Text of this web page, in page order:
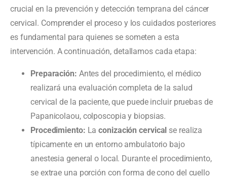
crucial en la prevención y detección temprana del cáncer
cervical. Comprender el proceso y los cuidados posteriores
es fundamental para quienes se someten a esta
intervención. A continuación, detallamos cada etapa:
Preparación: Antes del procedimiento, el médico
realizará una evaluación completa de la salud
cervical de la paciente, que puede incluir pruebas de
Papanicolaou, colposcopia y biopsias.
Procedimiento: Laconización cervical se realiza
típicamente en un entorno ambulatorio bajo
anestesia general o local. Durante el procedimiento,
se extrae una porción con forma de cono del cuello